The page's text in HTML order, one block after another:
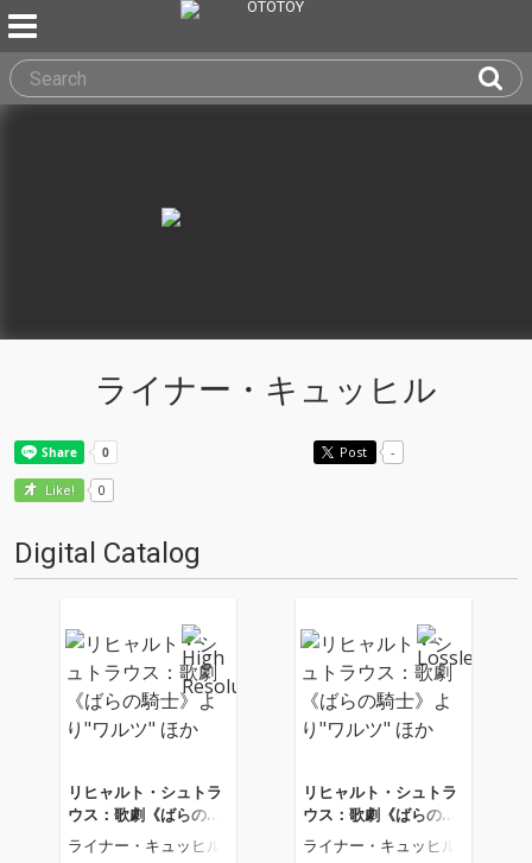
ライナー・キュッヒル
Post -
Like! 0
Digital Catalog
リヒャルト・シュトラ
ウス：歌劇《ばらの騎
士》より"ワルツ" ほか
ライナー・キュッヒル
リヒャルト・シュトラ
ウス：歌劇《ばらの騎
士》より"ワルツ" ほか
ライナー・キュッヒル